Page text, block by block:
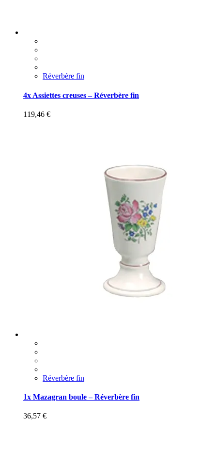
Réverbère fin
4x Assiettes creuses – Réverbère fin
119,46 €
Réverbère fin
1x Mazagran boule – Réverbère fin
36,57 €